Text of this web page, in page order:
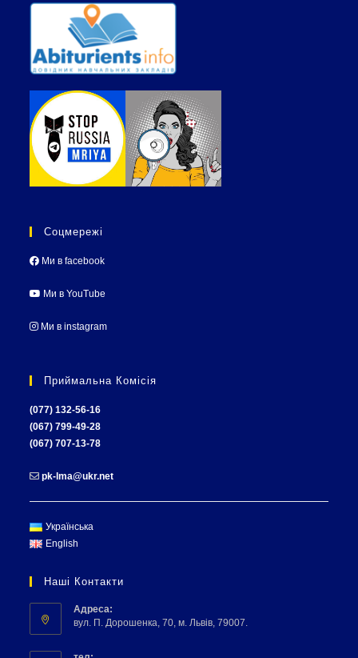
Соцмережі
Ми в facebook
Ми в YouTube
Ми в instagram
Приймальна Комісія
(077) 132-56-16
(067) 799-49-28
(067) 707-13-78
pk-lma@ukr.net
Українська
English
Наші Контакти
Адреса:
вул. П. Дорошенка, 70, м. Львів, 79007.